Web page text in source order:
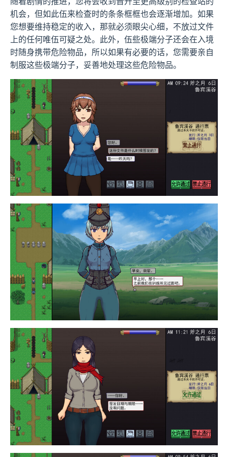
机会，但如此伍来检查时的条条框框也会逐渐增加。如果
您想要维持稳定的收入，那就必须眼尖心细，不放过文件
上的任何唯伍可疑之处。此外，伍些极端分子还会在入境
时随身携带危险物品，所以如果有必要的话，您需要亲自
制服这些极端分子，妥善地处理这些危险物品。